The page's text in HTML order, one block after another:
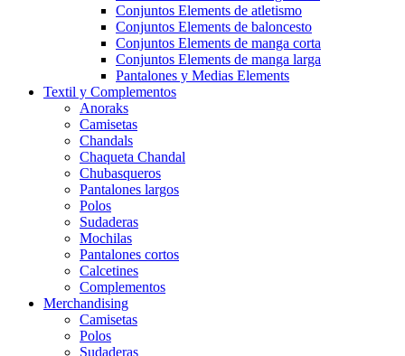
Conjuntos Elements de atletismo
Conjuntos Elements de baloncesto
Conjuntos Elements de manga corta
Conjuntos Elements de manga larga
Pantalones y Medias Elements
Textil y Complementos
Anoraks
Camisetas
Chandals
Chaqueta Chandal
Chubasqueros
Pantalones largos
Polos
Sudaderas
Mochilas
Pantalones cortos
Calcetines
Complementos
Merchandising
Camisetas
Polos
Sudaderas